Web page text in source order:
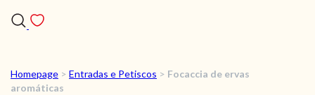
RECEITAS
Homepage > Entradas e Petiscos > Focaccia de ervas
aromáticas